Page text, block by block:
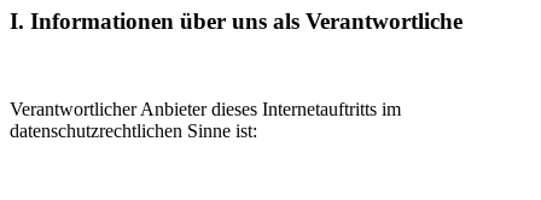
I. Informationen über uns als Verantwortliche
Verantwortlicher Anbieter dieses Internetauftritts im
datenschutzrechtlichen Sinne ist: